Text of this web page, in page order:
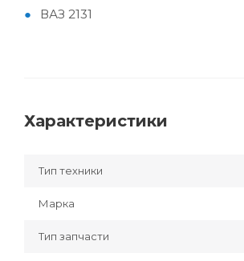
ВАЗ 2131
Характеристики
Тип техники
Марка
Тип запчасти